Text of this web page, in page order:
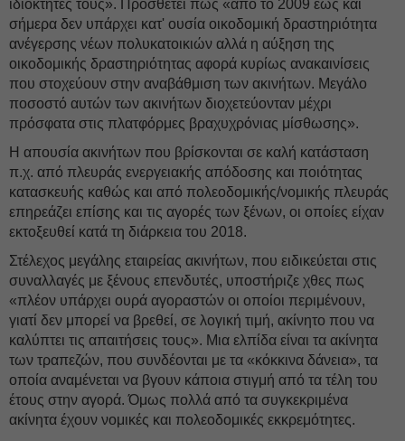
ιδιοκτήτες τους». Προσθέτει πως «από το 2009 έως και
σήμερα δεν υπάρχει κατ' ουσία οικοδομική δραστηριότητα
ανέγερσης νέων πολυκατοικιών αλλά η αύξηση της
οικοδομικής δραστηριότητας αφορά κυρίως ανακαινίσεις
που στοχεύουν στην αναβάθμιση των ακινήτων. Μεγάλο
ποσοστό αυτών των ακινήτων διοχετεύονταν μέχρι
πρόσφατα στις πλατφόρμες βραχυχρόνιας μίσθωσης».
Η απουσία ακινήτων που βρίσκονται σε καλή κατάσταση
π.χ. από πλευράς ενεργειακής απόδοσης και ποιότητας
κατασκευής καθώς και από πολεοδομικής/νομικής πλευράς
επηρεάζει επίσης και τις αγορές των ξένων, οι οποίες είχαν
εκτοξευθεί κατά τη διάρκεια του 2018.
Στέλεχος μεγάλης εταιρείας ακινήτων, που ειδικεύεται στις
συναλλαγές με ξένους επενδυτές, υποστήριζε χθες πως
«πλέον υπάρχει ουρά αγοραστών οι οποίοι περιμένουν,
γιατί δεν μπορεί να βρεθεί, σε λογική τιμή, ακίνητο που να
καλύπτει τις απαιτήσεις τους». Μια ελπίδα είναι τα ακίνητα
των τραπεζών, που συνδέονται με τα «κόκκινα δάνεια», τα
οποία αναμένεται να βγουν κάποια στιγμή από τα τέλη του
έτους στην αγορά. Όμως πολλά από τα συγκεκριμένα
ακίνητα έχουν νομικές και πολεοδομικές εκκρεμότητες.